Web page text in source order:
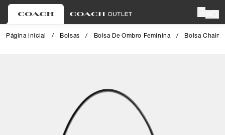
Página inicial / Bolsas / Bolsa De Ombro Feminina / Bolsa Chain